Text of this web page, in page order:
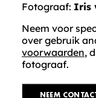
Fotograaf: Iris
Neem voor
over gebruik
voorwaarden,
fotograaf.
NEEM